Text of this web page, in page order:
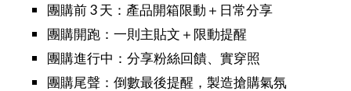
團購前 3 天：產品開箱限動＋日常分享
團購開跑：一則主貼文＋限動提醒
團購進行中：分享粉絲回饋、實穿照
團購尾聲：倒數最後提醒，製造搶購氣氛